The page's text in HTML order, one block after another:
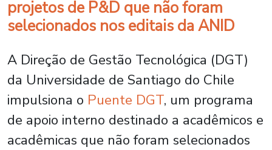
projetos de P&D que não foram
selecionados nos editais da ANID
A Direção de Gestão Tecnológica (DGT)
da Universidade de Santiago do Chile
impulsiona o Puente DGT, um programa
de apoio interno destinado a acadêmicos e
acadêmicas que não foram selecionados